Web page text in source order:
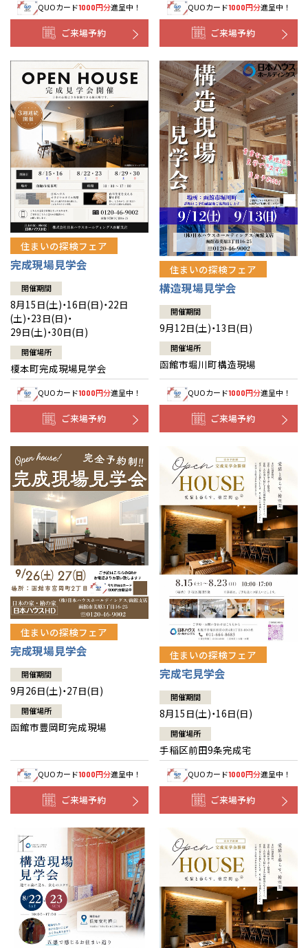
事業部紹介
IR情報
木材調達指針
グループ会社紹介
CMギャラリー
採用情報
QUOカード1000円分進呈中！
ご来場予約
QUOカード1000円分進呈中！
ご来場予約
住まいの探検フェア
完成現場見学会
開催期間
8月15日(土)・16日(日)・22日
(土)・23日(日)・
29日(土)・30日(日)
開催場所
榎本町完成現場見学会
QUOカード1000円分進呈中！
ご来場予約
住まいの探検フェア
構造現場見学会
開催期間
9月12日(土)・13日(日)
開催場所
函館市堀川町構造現場
QUOカード1000円分進呈中！
ご来場予約
住まいの探検フェア
完成現場見学会
開催期間
9月26日(土)・27日(日)
開催場所
函館市豊岡町完成現場
QUOカード1000円分進呈中！
ご来場予約
住まいの探検フェア
完成宅見学会
開催期間
8月15日(土)・16日(日)
開催場所
手稲区前田9条完成宅
QUOカード1000円分進呈中！
ご来場予約
全国の展示場
北海道
お近くのイベント
北海道